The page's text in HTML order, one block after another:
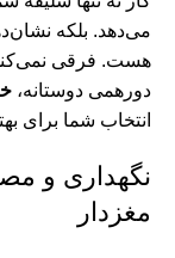
می‌دهد. بلکه
هست. فرقی
دورهمی دوستانه،
انتخاب شما برای
نگهداری و
مغزدار